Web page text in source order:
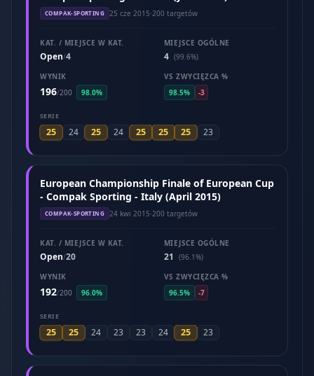
COMPAK-SPORTING 25 cze 2015·200 targetów
KAT. / MIEJSCE W KAT.
Open/4
MIEJSCE OGÓLNE
4 (99.6%)
WYNIK
196/200 98.0%
VS ZWYCIĘZCA %
98.5%
-3
SERIE
25 24 25 24 25 25 25 23
European Championship Finale of European Cup
- Compak Sporting - Italy (April 2015)
COMPAK-SPORTING 24 kwi 2015·200 targetów
KAT. / MIEJSCE W KAT.
Open/20
MIEJSCE OGÓLNE
21
(96.1%)
WYNIK
192/200 96.0%
VS ZWYCIĘZCA %
96.5%
-7
SERIE
25 25 24 23 23 24 25 23